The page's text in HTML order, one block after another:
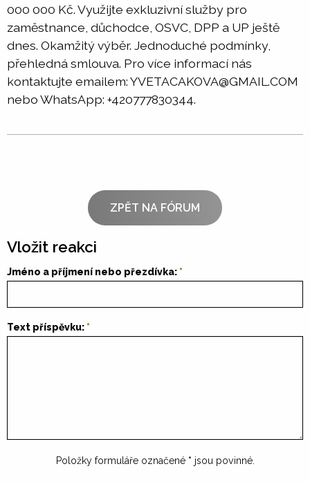
000 000 Kč. Využijte exkluzivní služby pro
zaměstnance, důchodce, OSVC, DPP a UP ještě
dnes. Okamžitý výběr. Jednoduché podmínky,
přehledná smlouva. Pro více informací nás
kontaktujte emailem: YVETACAKOVA@GMAIL.COM
nebo WhatsApp: +420777830344.
ZPĚT NA FÓRUM
Vložit reakci
Jméno a příjmení nebo přezdívka:
Text příspěvku:
Položky formuláře označené * jsou povinné.